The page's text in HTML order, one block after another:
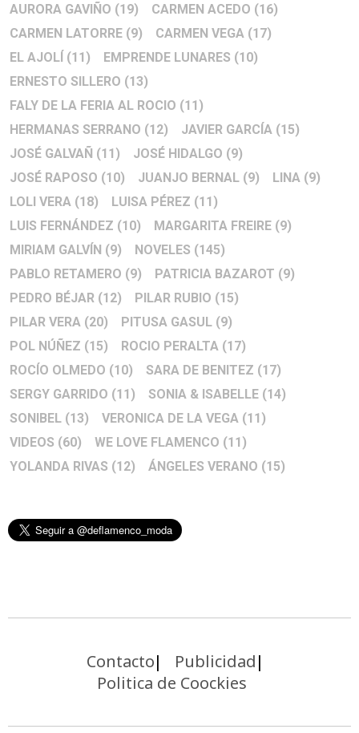
AURORA GAVIÑO (19) CARMEN ACEDO (16)
CARMEN LATORRE (9) CARMEN VEGA (17)
EL AJOLÍ (11) EMPRENDE LUNARES (10)
ERNESTO SILLERO (13)
FALY DE LA FERIA AL ROCIO (11)
HERMANAS SERRANO (12) JAVIER GARCÍA (15)
JOSÉ GALVAÑ (11) JOSÉ HIDALGO (9)
JOSÉ RAPOSO (10) JUANJO BERNAL (9) LINA (9)
LOLI VERA (18) LUISA PÉREZ (11)
LUIS FERNÁNDEZ (10) MARGARITA FREIRE (9)
MIRIAM GALVÍN (9) NOVELES (145)
PABLO RETAMERO (9) PATRICIA BAZAROT (9)
PEDRO BÉJAR (12) PILAR RUBIO (15)
PILAR VERA (20) PITUSA GASUL (9)
POL NÚÑEZ (15) ROCIO PERALTA (17)
ROCÍO OLMEDO (10) SARA DE BENITEZ (17)
SERGY GARRIDO (11) SONIA & ISABELLE (14)
SONIBEL (13) VERONICA DE LA VEGA (11)
VIDEOS (60) WE LOVE FLAMENCO (11)
YOLANDA RIVAS (12) ÁNGELES VERANO (15)
Contacto
Publicidad
Politica de Coockies